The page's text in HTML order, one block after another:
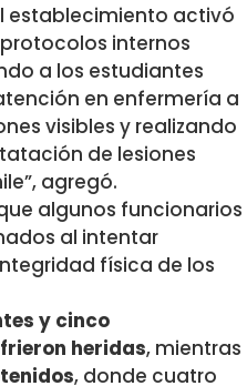
establecimiento activó
internos
a los estudiantes
en enfermería a
visibles y realizando
de lesiones
agregó.
algunos funcionarios
al intentar
física de los
y cinco
heridas, mientras
, donde cuatro